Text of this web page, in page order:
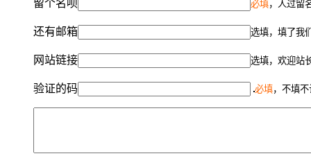
留个名呗 必填，人过留
还有邮箱 选填，填了我
网站链接 选填，欢迎站
验证的码 必填，不填